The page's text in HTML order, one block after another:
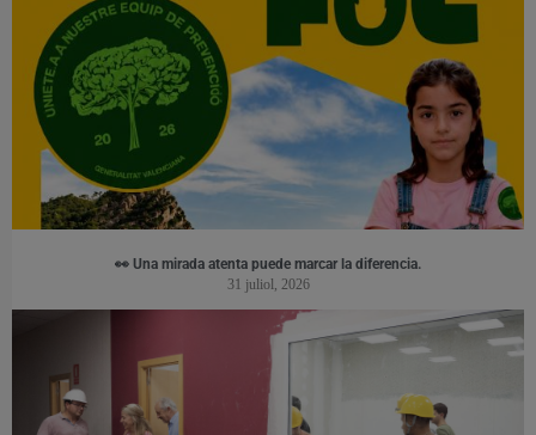
👀 Una mirada atenta puede marcar la diferencia.
31 juliol, 2026